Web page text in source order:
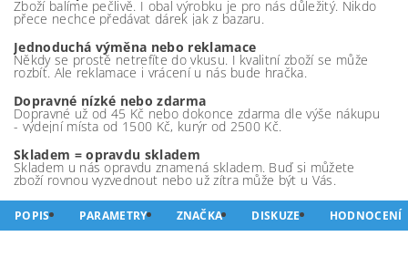
Zboží balíme pečlivě. I obal výrobku je pro nás důležitý. Nikdo
přece nechce předávat dárek jak z bazaru.
Jednoduchá výměna nebo reklamace
Někdy se prostě netrefíte do vkusu. I kvalitní zboží se může
rozbít. Ale reklamace i vrácení u nás bude hračka.
Dopravné nízké nebo zdarma
Dopravné už od 45 Kč nebo dokonce zdarma dle výše nákupu
- výdejní místa od 1500 Kč, kurýr od 2500 Kč.
Skladem = opravdu skladem
Skladem u nás opravdu znamená skladem. Buď si můžete
zboží rovnou vyzvednout nebo už zítra může být u Vás.
POPIS PARAMETRY ZNAČKA DISKUZE HODNOCENÍ